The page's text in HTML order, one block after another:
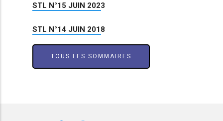
STL N°15 JUIN 2023
STL N°14 JUIN 2018
TOUS LES SOMMAIRES